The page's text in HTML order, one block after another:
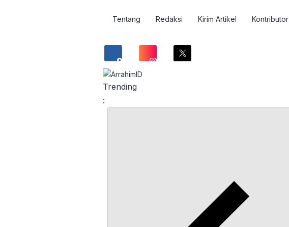
Tentang Redaksi Kirim Artikel Kontributor
Trending
: